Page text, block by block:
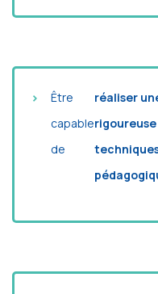
Être
capable
de
réaliser